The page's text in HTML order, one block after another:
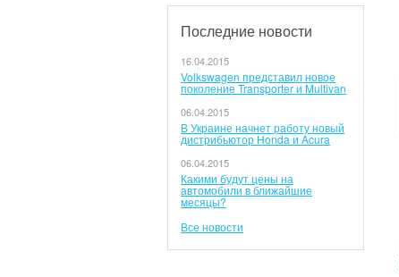
Последние новости
16.04.2015
Volkswagen представил новое
поколение Transporter и Multivan
06.04.2015
В Украине начнет работу новый
дистрибьютор Honda и Acura
06.04.2015
Какими будут цены на
автомобили в ближайшие
месяцы?
Все новости